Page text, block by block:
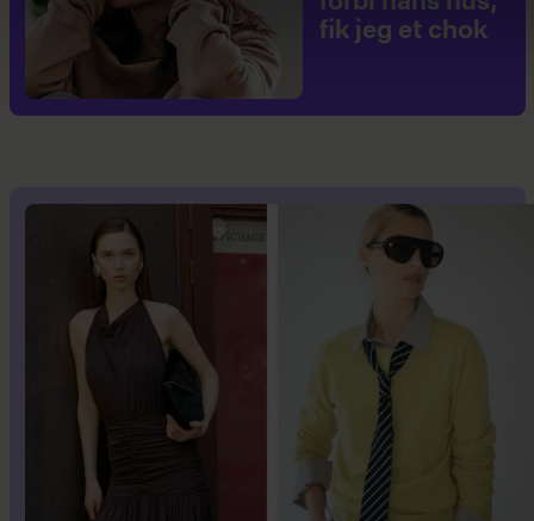
fik jeg et chok